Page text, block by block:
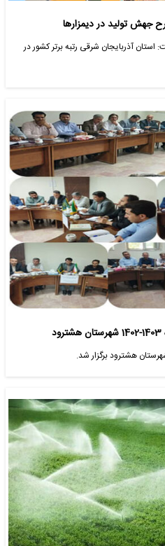
جهش تولید در دیمزارها
آذربایجان شرقی رتبه برتر کشور در